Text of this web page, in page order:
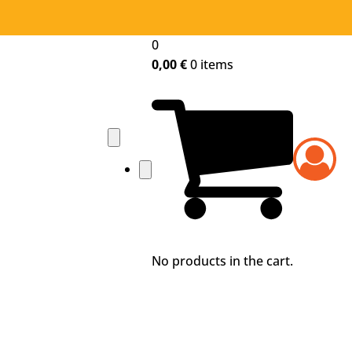
0
0,00€0 items
No products in the cart.